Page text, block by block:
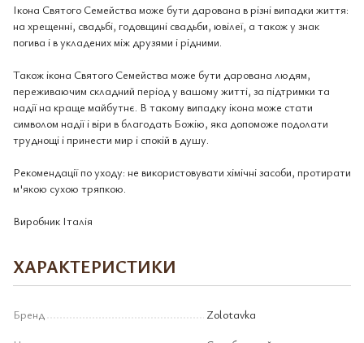
Ікона Святого Семейства може бути дарована в різні випадки життя:
на хрещенні, свадьбі, годовщині свадьби, ювілеї, а також у знак
погива і в укладених між друзями і рідними.
Також ікона Святого Семейства може бути дарована людям,
переживаючим складний період у вашому житті, за підтримки та
надії на краще майбутнє. В такому випадку ікона може стати
символом надії і віри в благодать Божію, яка допоможе подолати
труднощі і принести мир і спокій в душу.
Рекомендації по уходу: не використовувати хімічні засоби, протирати
м'якою сухою тряпкою.
Виробник Італія
ХАРАКТЕРИСТИКИ
Бренд
Zolotavka